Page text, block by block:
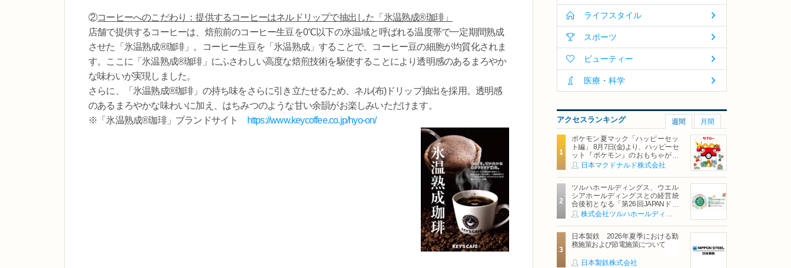
②コーヒーへのこだわり：提供するコーヒーはネルドリップで抽出した「氷温熟成®珈琲」
店舗で提供するコーヒーは、焙煎前のコーヒー生豆を0℃以下の氷温域と呼ばれる温度帯で一定期間熟成
させた「氷温熟成®珈琲」。コーヒー生豆を「氷温熟成」することで、コーヒー豆の細胞が均質化されま
す。ここに「氷温熟成®珈琲」にふさわしい高度な焙煎技術を駆使することにより透明感のあるまろやか
な味わいが実現しました。
さらに、「氷温熟成®珈琲」の持ち味をさらに引き立たせるため、ネル(布)ドリップ抽出を採用。透明感
のあるまろやかな味わいに加え、はちみつのような甘い余韻がお楽しみいただけます。
※「氷温熟成®珈琲」ブランドサイト
https://www.keycoffee.co.jp/hyo-on/
ライフスタイル
スポーツ
ビューティー
医療・科学
アクセスランキング 週間 月間
ポケモン夏マック「ハッピーセッ
ト編」 8月7日(金)より、ハッピーセ
ット『ポケモン』のおもちゃが期
間限定登場
日本マクドナルド株式会社
ツルハホールディングス、ウエル
シアホールディングスとの経営統
合後初となる「第26回JAPANドラ
ッグストアショー」に出展
株式会社ツルハホールディングス
日本製鉄 2026年夏季における勤
務施策および節電施策について
日本製鉄株式会社